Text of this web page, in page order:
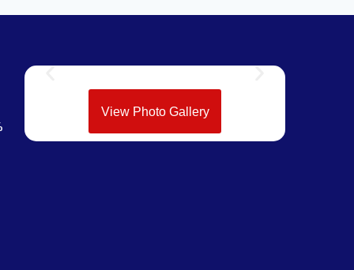
View Photo Gallery